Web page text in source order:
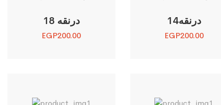
درنقه 18
EGP200.00
درنقه14
EGP200.00